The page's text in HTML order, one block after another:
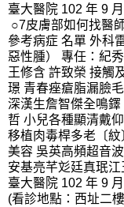
臺大醫院 102 年 9
○7皮膚部如何找醫
參考病症 名單 外科
惡性腫） 專任：紀
王修含 許致榮 接觸
璟 青春痤瘡脂漏臉
深漢生詹智傑全鳴
哲 小兒各種顯清戴
移植肉毒桿多老〔
美容 吳英高頻超音
安基亮芊彣廷真珉
臺大醫院 102 年 9
(看診地點：西址二